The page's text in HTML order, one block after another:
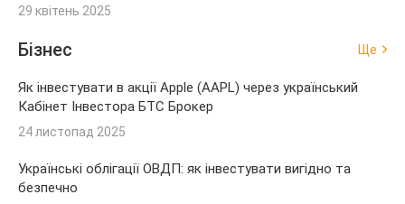
29 квітень 2025
Бізнес Ще
Як інвестувати в акції Apple (AAPL) через український
Кабінет Інвестора БТС Брокер
24 листопад 2025
Українські облігації ОВДП: як інвестувати вигідно та
безпечно